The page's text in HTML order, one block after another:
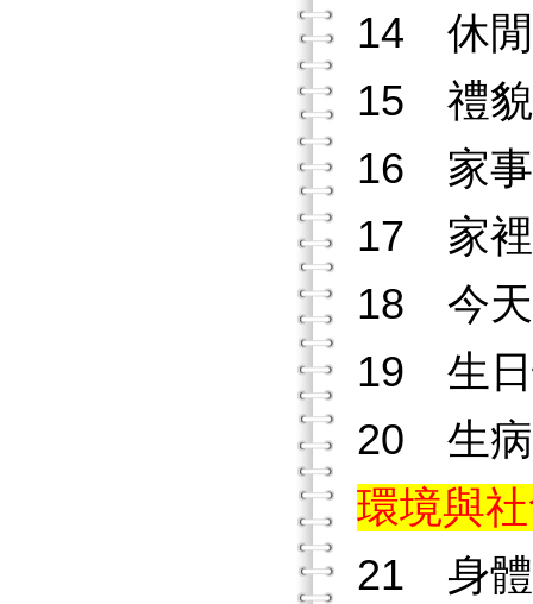
14 休
15 禮貌
16 家事
17 家裡
18 今天
19 生
20 生病
環境與
21 身體